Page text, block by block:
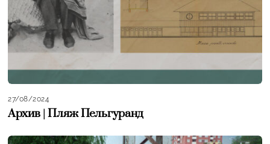
27/08/2024
Архив | Пляж Пельгуранд